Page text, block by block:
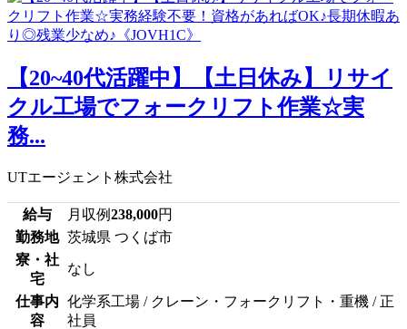
【20~40代活躍中】【土日休み】リサイ
クル工場でフォークリフト作業☆実
務...
UTエージェント株式会社
給与 月収例238,000円
勤務地 茨城県 つくば市
寮・社
宅
なし
仕事内
容
化学系工場 / クレーン・フォークリフト・重機 / 正
社員